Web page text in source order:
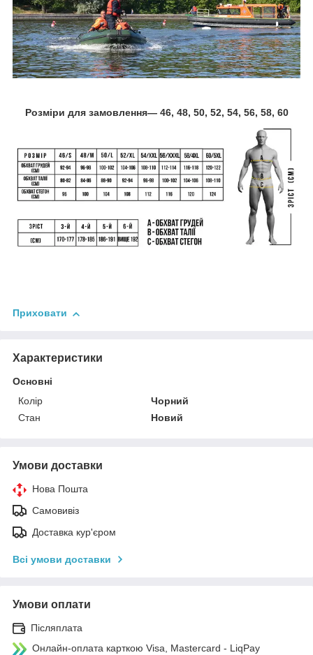
Розміри для замовлення― 46, 48, 50, 52, 54, 56, 58, 60
Приховати
Характеристики
Основні
Колір
Чорний
Стан
Новий
Умови доставки
Нова Пошта
Самовивіз
Доставка кур'єром
Всі умови доставки
Умови оплати
Післяплата
Онлайн-оплата карткою Visa, Mastercard - LiqPay